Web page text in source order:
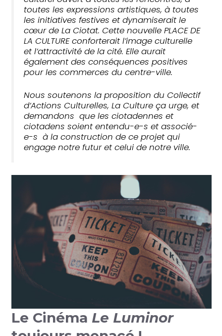
toutes les expressions artistiques, à toutes
les initiatives festives et dynamiserait le
cœur de La Ciotat. Cette nouvelle PLACE DE
LA CULTURE conforterait l’image culturelle
et l’attractivité de la cité. Elle aurait
également des conséquences positives
pour les commerces du centre-ville.
Nous soutenons la proposition du Collectif
d’Actions Culturelles, La Culture ça urge, et
demandons que les ciotadennes et
ciotadens soient entendu-e-s et associé-
e-s à la construction de ce projet qui
engage notre futur et celui de notre ville.
Le Cinéma Le Luminor